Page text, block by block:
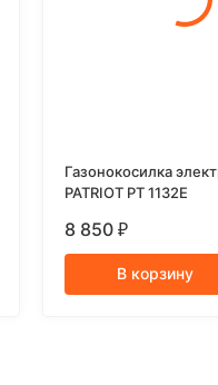
Газонокосилка
PATRIOT PT 1132E
8 850 ₽
В корзину